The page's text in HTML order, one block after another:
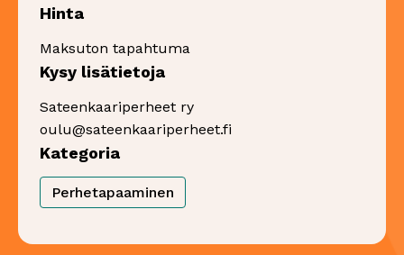
Hinta
Maksuton tapahtuma
Kysy lisätietoja
Sateenkaariperheet ry
oulu@sateenkaariperheet.fi
Kategoria
Perhetapaaminen